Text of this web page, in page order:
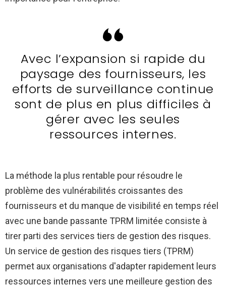
Avec l’expansion si rapide du
paysage des fournisseurs, les
efforts de surveillance continue
sont de plus en plus difficiles à
gérer avec les seules
ressources internes.
La méthode la plus rentable pour résoudre le
problème des vulnérabilités croissantes des
fournisseurs et du manque de visibilité en temps réel
avec une bande passante TPRM limitée consiste à
tirer parti des services tiers de gestion des risques.
Un service de gestion des risques tiers (TPRM)
permet aux organisations d'adapter rapidement leurs
ressources internes vers une meilleure gestion des